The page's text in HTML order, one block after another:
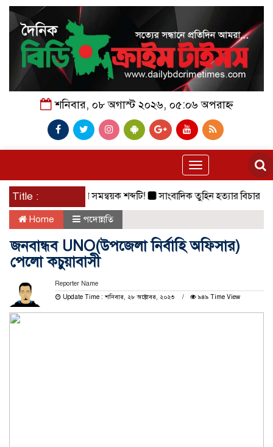
শনিবার, ০৮ অগাস্ট ২০২৬, ০৫:০৬ অপরাহ্ন
Toggle
navigation
Title :
বিলুপ্তির পথে সমন্বয়ক শব্দটি! সাংবাদিক তুহিন হত্যার বিচার দাবিতে
Home পদোন্নতি
জনবান্ধব UNO(উপজেলা নির্বাহি অফিসার)
পেলো কচুয়াবাসী
Reporter Name
Update Time : শনিবার, ২৮ অক্টোবর, ২০২৩
৯৪৯ Time View